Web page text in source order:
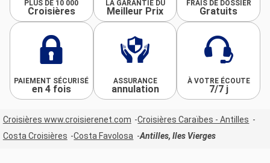
PLUS DE 10 000
Croisières
LA GARANTIE DU
Meilleur Prix
FRAIS DE DOSSIER
Gratuits
PAIEMENT SÉCURISÉ
en 4 fois
ASSURANCE
annulation
À VOTRE ÉCOUTE
7/7 j
Croisières www.croisierenet.com
Croisières Caraïbes - Antilles
Costa Croisières
Costa Favolosa Antilles, Iles Vierges